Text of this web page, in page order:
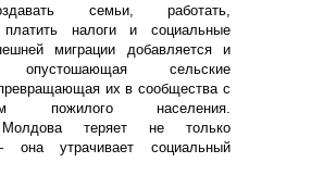
семьи, работать,
платить налоги и социальные
миграции добавляется и
опустошающая сельские
их в сообщества с
пожилого населения.
Молдова теряет не только
утрачивает социальный